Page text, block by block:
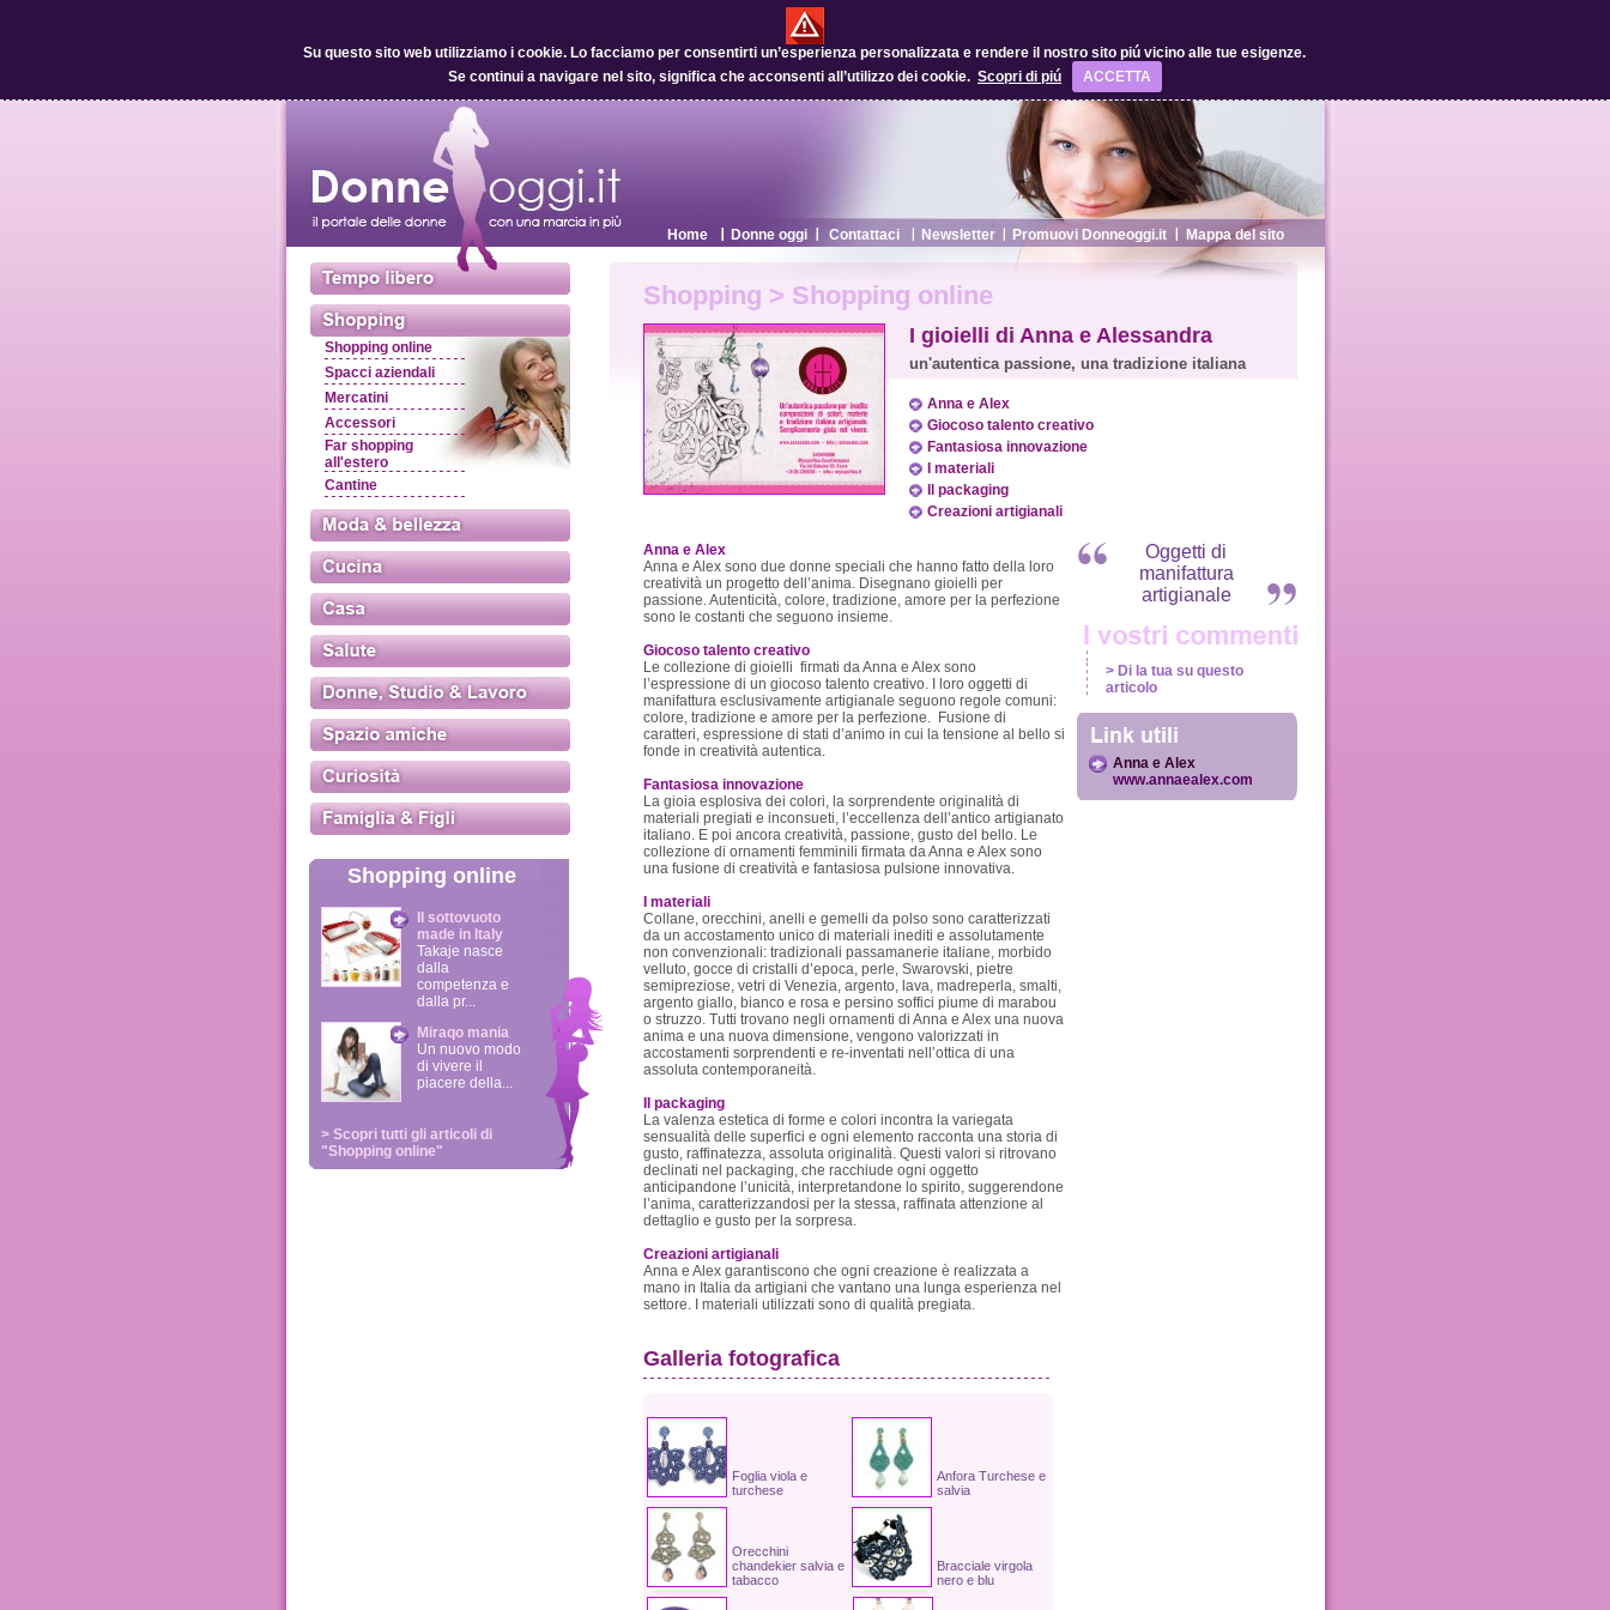
Su questo sito web utilizziamo i cookie. Lo facciamo per consentirti un’esperienza personalizzata e rendere il nostro sito piú vicino alle tue esigenze.
Se continui a navigare nel sito, significa che acconsenti all’utilizzo dei cookie. Scopri di piú ACCETTA
Home Donne oggi Contattaci Newsletter Promuovi Donneoggi.it Mappa del sito
Shopping online
Spacci aziendali
Mercatini
Accessori
Far shopping
all'estero
Cantine
Shopping online
Il sottovuoto
made in Italy
Takaje nasce
dalla
competenza e
dalla pr...
Miraqo mania
Un nuovo modo
di vivere il
piacere della...
> Scopri tutti gli articoli di
"Shopping online"
Shopping > Shopping online
I gioielli di Anna e Alessandra
un'autentica passione, una tradizione italiana
Anna e Alex
Giocoso talento creativo
Fantasiosa innovazione
I materiali
Il packaging
Creazioni artigianali
Anna e Alex
Anna e Alex sono due donne speciali che hanno fatto della loro
creatività un progetto dell’anima. Disegnano gioielli per
passione. Autenticità, colore, tradizione, amore per la perfezione
sono le costanti che seguono insieme.
Giocoso talento creativo
Le collezione di gioielli firmati da Anna e Alex sono
l’espressione di un giocoso talento creativo. I loro oggetti di
manifattura esclusivamente artigianale seguono regole comuni:
colore, tradizione e amore per la perfezione. Fusione di
caratteri, espressione di stati d’animo in cui la tensione al bello si
fonde in creatività autentica.
Fantasiosa innovazione
La gioia esplosiva dei colori, la sorprendente originalità di
materiali pregiati e inconsueti, l’eccellenza dell’antico artigianato
italiano. E poi ancora creatività, passione, gusto del bello. Le
collezione di ornamenti femminili firmata da Anna e Alex sono
una fusione di creatività e fantasiosa pulsione innovativa.
I materiali
Collane, orecchini, anelli e gemelli da polso sono caratterizzati
da un accostamento unico di materiali inediti e assolutamente
non convenzionali: tradizionali passamanerie italiane, morbido
velluto, gocce di cristalli d’epoca, perle, Swarovski, pietre
semipreziose, vetri di Venezia, argento, lava, madreperla, smalti,
argento giallo, bianco e rosa e persino soffici piume di marabou
o struzzo. Tutti trovano negli ornamenti di Anna e Alex una nuova
anima e una nuova dimensione, vengono valorizzati in
accostamenti sorprendenti e re-inventati nell’ottica di una
assoluta contemporaneità.
Il packaging
La valenza estetica di forme e colori incontra la variegata
sensualità delle superfici e ogni elemento racconta una storia di
gusto, raffinatezza, assoluta originalità. Questi valori si ritrovano
declinati nel packaging, che racchiude ogni oggetto
anticipandone l’unicità, interpretandone lo spirito, suggerendone
l’anima, caratterizzandosi per la stessa, raffinata attenzione al
dettaglio e gusto per la sorpresa.
Creazioni artigianali
Anna e Alex garantiscono che ogni creazione è realizzata a
mano in Italia da artigiani che vantano una lunga esperienza nel
settore. I materiali utilizzati sono di qualità pregiata.
Galleria fotografica
Foglia viola e
turchese
Anfora Turchese e
salvia
Orecchini
chandekier salvia e
tabacco
Bracciale virgola
nero e blu
Oggetti di
manifattura
artigianale
> Di la tua su questo
articolo
Anna e Alex
www.annaealex.com